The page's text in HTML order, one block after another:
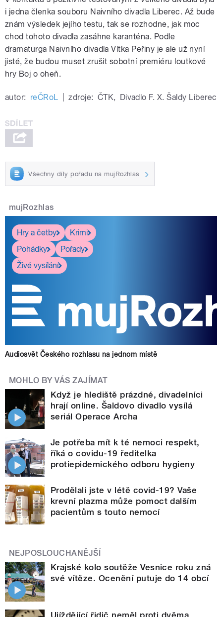
i jedna členka souboru Naivního divadla Liberec. Až bude
znám výsledek jejího testu, tak se rozhodne, jak moc
chod tohoto divadla zasáhne karanténa. Podle
dramaturga Naivního divadla Vítka Peřiny je ale už nyní
jisté, že budou muset zrušit sobotní premiéru loutkové
hry Boj o oheň.
autor: reČRoL zdroje: ČTK, Divadlo F. X. Šaldy Liberec
Všechny díly pořadu na mujRozhlas
mujRozhlas
Hry a četby
Krimi
Pohádky
Pořady
Živé vysílání
Audiosvět Českého rozhlasu na jednom místě
MOHLO BY VÁS ZAJÍMAT
Když je hlediště prázdné, divadelníci
hrají online. Šaldovo divadlo vysílá
seriál Operace Archa
Je potřeba mít k té nemoci respekt,
říká o covidu-19 ředitelka
protiepidemického odboru hygieny
Prodělali jste v létě covid-19? Vaše
krevní plazma může pomoct dalším
pacientům s touto nemocí
NEJPOSLOUCHANĚJŠÍ
Krajské kolo soutěže Vesnice roku zná
své vítěze. Ocenění putuje do 14 obcí